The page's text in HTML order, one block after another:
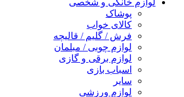
لوازم خانگی و شخصی
پوشاک
کالای خواب
فرش / گلیم / قالیچه
لوازم چوبی / مبلمان
لوازم برقی و گازی
اسباب بازی
سایر
لوازم ورزشی